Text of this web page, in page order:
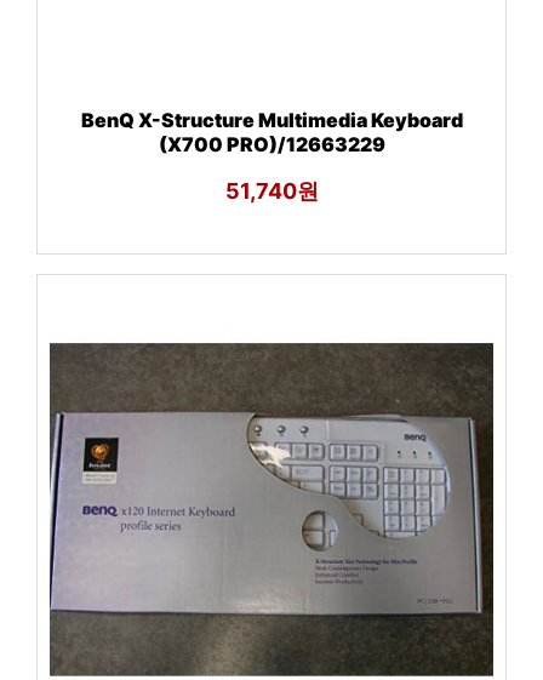
BenQ X-Structure Multimedia Keyboard
(X700 PRO)/12663229
51,740원